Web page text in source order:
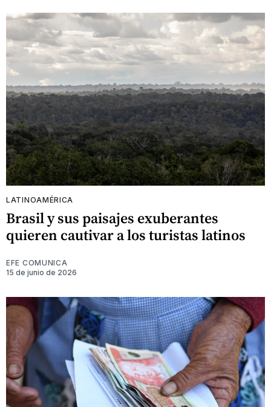
LATINOAMÉRICA
Brasil y sus paisajes exuberantes
quieren cautivar a los turistas latinos
EFE COMUNICA
15 de junio de 2026